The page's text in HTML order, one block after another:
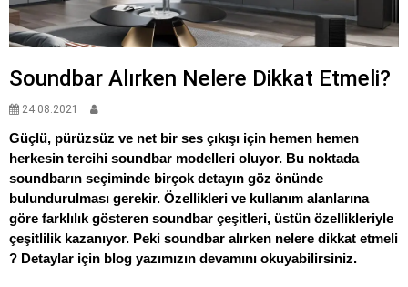
Soundbar Alırken Nelere Dikkat Etmeli?
24.08.2021
Güçlü, pürüzsüz ve net bir ses çıkışı için hemen hemen
herkesin tercihi soundbar modelleri oluyor. Bu noktada
soundbarın seçiminde birçok detayın göz önünde
bulundurulması gerekir. Özellikleri ve kullanım alanlarına
göre farklılık gösteren soundbar çeşitleri, üstün özellikleriyle
çeşitlilik kazanıyor. Peki soundbar alırken nelere dikkat etmeli
? Detaylar için blog yazımızın devamını okuyabilirsiniz.